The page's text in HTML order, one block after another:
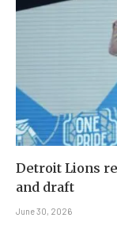
Detroit Lions
and draft
June 30, 2026